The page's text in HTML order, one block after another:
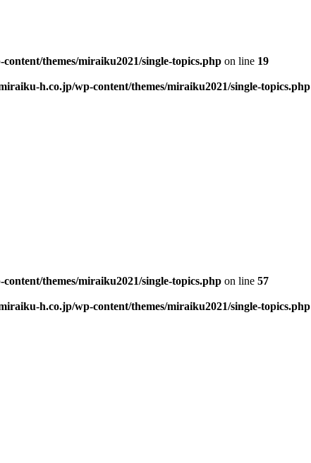
themes/miraiku2021/single-topics.php on line 19
h.co.jp/wp-content/themes/miraiku2021/single-topics.php
themes/miraiku2021/single-topics.php on line 57
h.co.jp/wp-content/themes/miraiku2021/single-topics.php